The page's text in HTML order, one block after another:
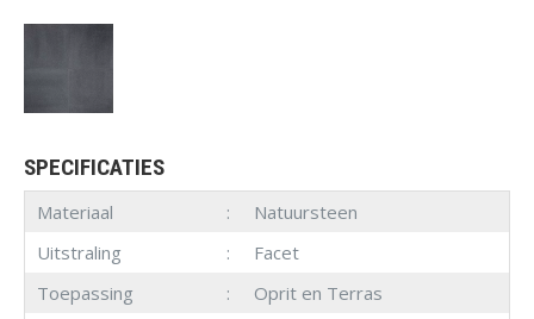
SPECIFICATIES
Materiaal
Natuursteen
Uitstraling
Facet
Toepassing
Oprit en Terras